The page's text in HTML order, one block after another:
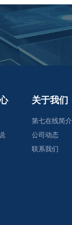
关于我们
第七在线简介
公司动态
联系我们